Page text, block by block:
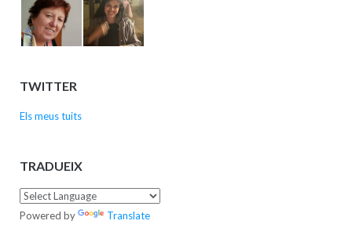
TWITTER
Els meus tuits
TRADUEIX
Powered by Translate